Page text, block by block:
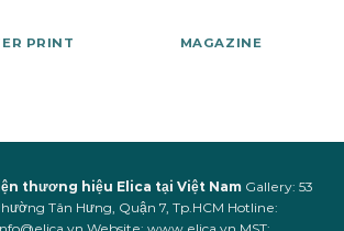
PRINT MAGAZINE
thương hiệu Elica tại Việt Nam Gallery: 53
Tân Hưng, Quận 7, Tp.HCM Hotline: